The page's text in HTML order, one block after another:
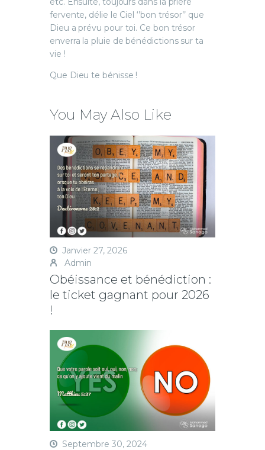
fervente, délie le Ciel ‘’bon trésor’’ que
Dieu a prévu pour toi. Ce bon trésor
enverra la pluie de bénédictions sur ta
vie !
Que Dieu te bénisse !
You May Also Like
Janvier 27, 2026
Admin
Obéissance et bénédiction :
le ticket gagnant pour 2026
!
Septembre 30, 2024